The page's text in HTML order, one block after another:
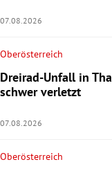
07.08.2026
Oberösterreich
Dreirad-Unfall in
schwer verletzt
07.08.2026
Oberösterreich